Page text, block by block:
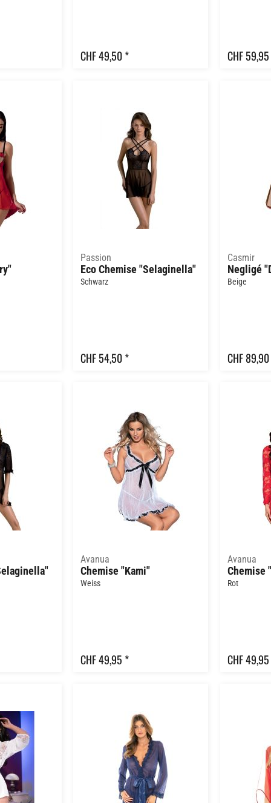
CHF 49,50 * CHF
Passion
Eco Chemise "Selaginella"
Schwarz
CHF 54,50 *
Casmir
Negligé
Beige
CHF
Avanua
Chemise "Kami"
Weiss
CHF 49,95 *
Avanua
Chemise
Rot
CHF